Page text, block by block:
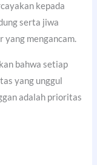
kepada
serta jiwa
yang mengancam.
bahwa setiap
yang unggul
adalah prioritas